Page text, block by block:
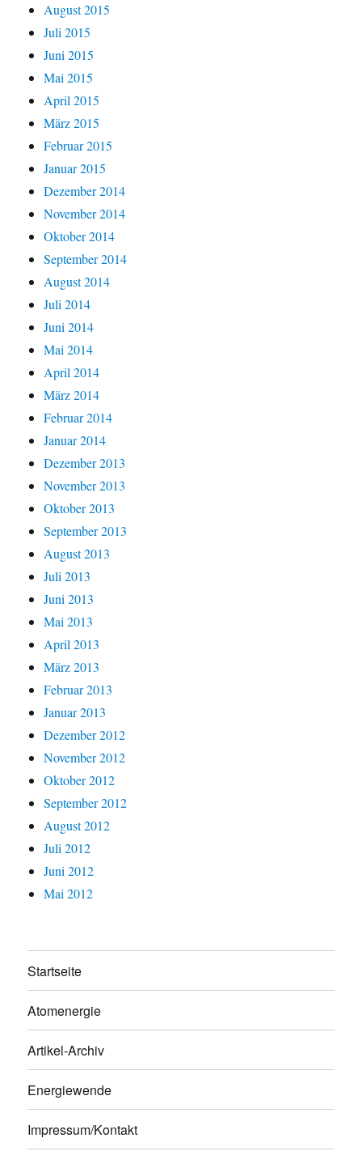
August 2015
Juli 2015
Juni 2015
Mai 2015
April 2015
März 2015
Februar 2015
Januar 2015
Dezember 2014
November 2014
Oktober 2014
September 2014
August 2014
Juli 2014
Juni 2014
Mai 2014
April 2014
März 2014
Februar 2014
Januar 2014
Dezember 2013
November 2013
Oktober 2013
September 2013
August 2013
Juli 2013
Juni 2013
Mai 2013
April 2013
März 2013
Februar 2013
Januar 2013
Dezember 2012
November 2012
Oktober 2012
September 2012
August 2012
Juli 2012
Juni 2012
Mai 2012
Startseite
Atomenergie
Artikel-Archiv
Energiewende
Impressum/Kontakt